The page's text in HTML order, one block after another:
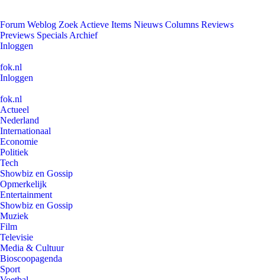
Forum Weblog Zoek Actieve Items Nieuws Columns Reviews
Previews Specials Archief
Inloggen
fok.nl
Inloggen
fok.nl
Actueel
Nederland
Internationaal
Economie
Politiek
Tech
Showbiz en Gossip
Opmerkelijk
Entertainment
Showbiz en Gossip
Muziek
Film
Televisie
Media & Cultuur
Bioscoopagenda
Sport